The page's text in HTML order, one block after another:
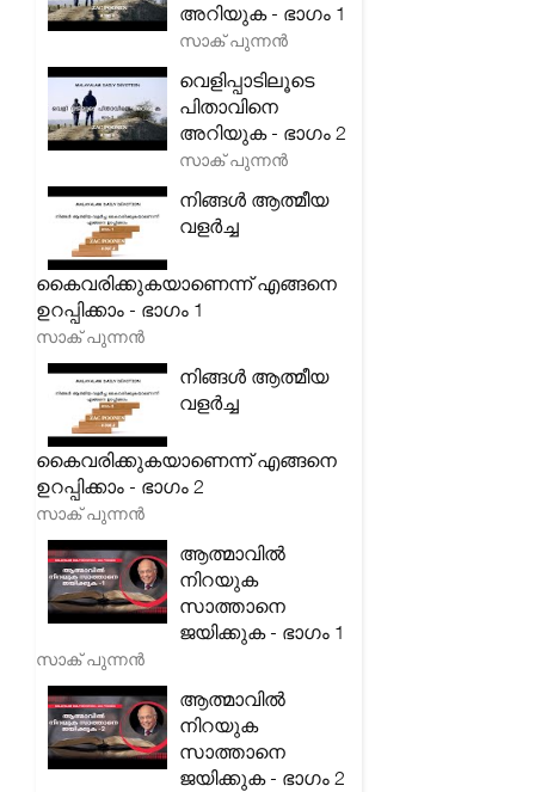
അറിയുക - ഭാഗം 1
സാക് പുന്നൻ
വെളിപ്പാടിലൂടെ
പിതാവിനെ
അറിയുക - ഭാഗം 2
സാക് പുന്നൻ
നിങ്ങൾ ആത്മീയ
വളർച്ച
കൈവരിക്കുകയാണെന്ന് എങ്ങനെ
ഉറപ്പിക്കാം - ഭാഗം 1
സാക് പുന്നൻ
നിങ്ങൾ ആത്മീയ
വളർച്ച
കൈവരിക്കുകയാണെന്ന് എങ്ങനെ
ഉറപ്പിക്കാം - ഭാഗം 2
സാക് പുന്നൻ
ആത്മാവിൽ
നിറയുക
സാത്താനെ
ജയിക്കുക - ഭാഗം 1
സാക് പുന്നൻ
ആത്മാവിൽ
നിറയുക
സാത്താനെ
ജയിക്കുക - ഭാഗം 2